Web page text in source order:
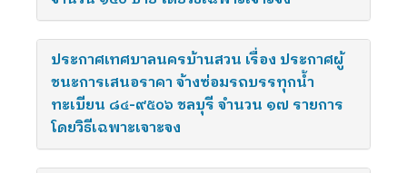
ประกาศเทศบาลนครบ้านสวน เรื่อง ประกาศผู้
ชนะการเสนอราคา จ้างซ่อมรถบรรทุกน้ำ
ทะเบียน ๘๔-๙๕๐๖ ชลบุรี จำนวน ๑๗ รายการ
โดยวิธีเฉพาะเจาะจง